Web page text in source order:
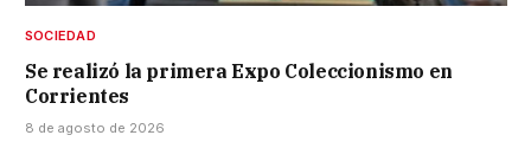
SOCIEDAD
Se realizó la primera Expo Coleccionismo en
Corrientes
8 de agosto de 2026